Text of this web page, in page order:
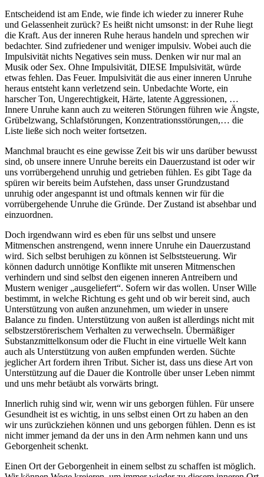
Entscheidend ist am Ende, wie finde ich wieder zu innerer Ruhe
und Gelassenheit zurück? Es heißt nicht umsonst: in der Ruhe liegt
die Kraft. Aus der inneren Ruhe heraus handeln und sprechen wir
bedachter. Sind zufriedener und weniger impulsiv. Wobei auch die
Impulsivität nichts Negatives sein muss. Denken wir nur mal an
Musik oder Sex. Ohne Impulsivität, DIESE Impulsivität, würde
etwas fehlen. Das Feuer. Impulsivität die aus einer inneren Unruhe
heraus entsteht kann verletzend sein. Unbedachte Worte, ein
harscher Ton, Ungerechtigkeit, Härte, latente Aggressionen, …
Innere Unruhe kann auch zu weiteren Störungen führen wie Ängste,
Grübelzwang, Schlafstörungen, Konzentrationsstörungen,… die
Liste ließe sich noch weiter fortsetzen.
Manchmal braucht es eine gewisse Zeit bis wir uns darüber bewusst
sind, ob unsere innere Unruhe bereits ein Dauerzustand ist oder wir
uns vorrübergehend unruhig und getrieben fühlen. Es gibt Tage da
spüren wir bereits beim Aufstehen, dass unser Grundzustand
unruhig oder angespannt ist und oftmals kennen wir für die
vorrübergehende Unruhe die Gründe. Der Zustand ist absehbar und
einzuordnen.
Doch irgendwann wird es eben für uns selbst und unsere
Mitmenschen anstrengend, wenn innere Unruhe ein Dauerzustand
wird. Sich selbst beruhigen zu können ist Selbststeuerung. Wir
können dadurch unnötige Konflikte mit unseren Mitmenschen
verhindern und sind selbst den eigenen inneren Antreibern und
Mustern weniger „ausgeliefert“. Sofern wir das wollen. Unser Wille
bestimmt, in welche Richtung es geht und ob wir bereit sind, auch
Unterstützung von außen anzunehmen, um wieder in unsere
Balance zu finden. Unterstützung von außen ist allerdings nicht mit
selbstzerstörerischem Verhalten zu verwechseln. Übermäßiger
Substanzmittelkonsum oder die Flucht in eine virtuelle Welt kann
auch als Unterstützung von außen empfunden werden. Süchte
jeglicher Art fordern ihren Tribut. Sicher ist, dass uns diese Art von
Unterstützung auf die Dauer die Kontrolle über unser Leben nimmt
und uns mehr betäubt als vorwärts bringt.
Innerlich ruhig sind wir, wenn wir uns geborgen fühlen. Für unsere
Gesundheit ist es wichtig, in uns selbst einen Ort zu haben an den
wir uns zurückziehen können und uns geborgen fühlen. Denn es ist
nicht immer jemand da der uns in den Arm nehmen kann und uns
Geborgenheit schenkt.
Einen Ort der Geborgenheit in einem selbst zu schaffen ist möglich.